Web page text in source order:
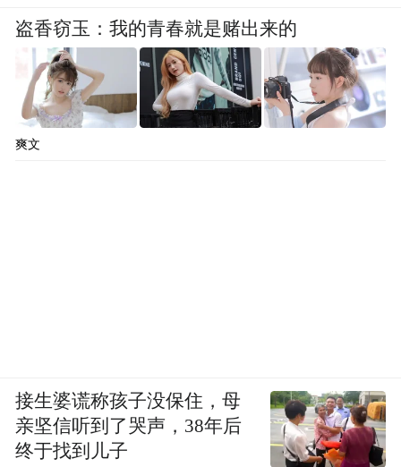
盗香窃玉：我的青春就是赌出来的
爽文
接生婆谎称孩子没保住，母
亲坚信听到了哭声，38年后
终于找到儿子